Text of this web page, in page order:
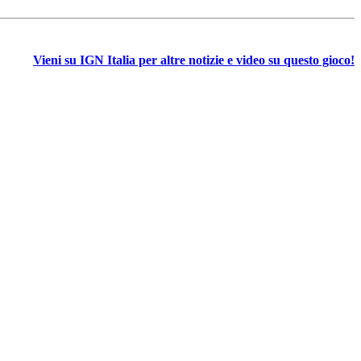
Vieni su IGN Italia per altre notizie e video su questo gioco!